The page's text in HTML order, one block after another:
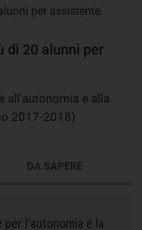
per assistente.
di 20 alunni per
all'autonomia e alla
2017-2018)
DA SAPERE